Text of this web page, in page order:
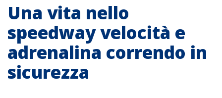
Una vita nello
speedway velocità e
adrenalina correndo in
sicurezza